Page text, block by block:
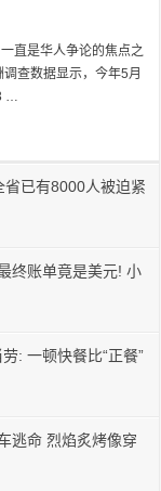
直是华人争论的焦点之
查数据显示，今年5月
…
已有8000人被迫紧
终账单竟是美元! 小
: 一顿快餐比“正餐”
逃命 烈焰炙烤像穿